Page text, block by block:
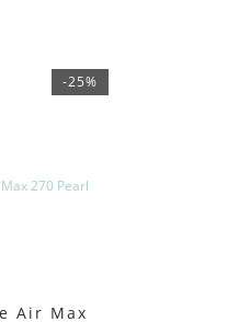
-25%
Air Max